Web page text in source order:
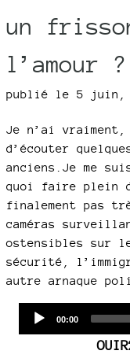
un
l’amour ?
publié le 5 juin
Je n’ai
d’écouter
anciens.Je me
quoi faire plein
finalement pas
caméras
ostensibles sur
sécurité,
autre arnaque
Current
00:00